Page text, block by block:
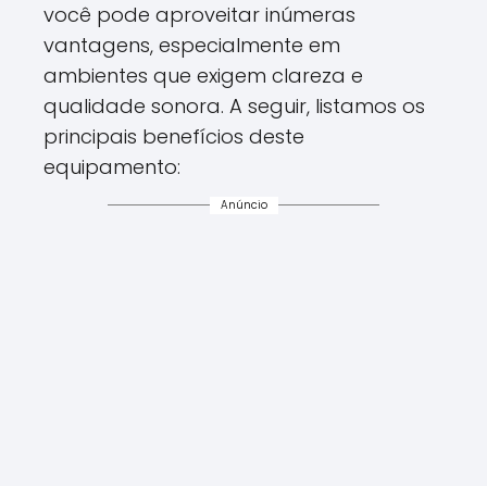
você pode aproveitar inúmeras
vantagens, especialmente em
ambientes que exigem clareza e
qualidade sonora. A seguir, listamos os
principais benefícios deste
equipamento:
Anúncio